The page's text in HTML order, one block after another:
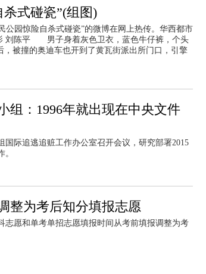
式碰瓷”(组图)
公园惊险自杀式碰瓷”的微博在网上热传。华西都市
刘陈平 男子身着灰色卫衣，蓝色牛仔裤，个头
被撞的奥迪车也开到了黄瓦街派出所门口，引擎
组：1996年就出现在中央文件
国际追逃追赃工作办公室召开会议，研究部署2015
整为考后知分填报志愿
志愿和单考单招志愿填报时间从考前填报调整为考